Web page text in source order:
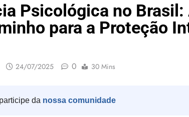
Psicológica no Brasil:
para a Proteção
24/07/2025 0 30 Mins
da nossa comunidade